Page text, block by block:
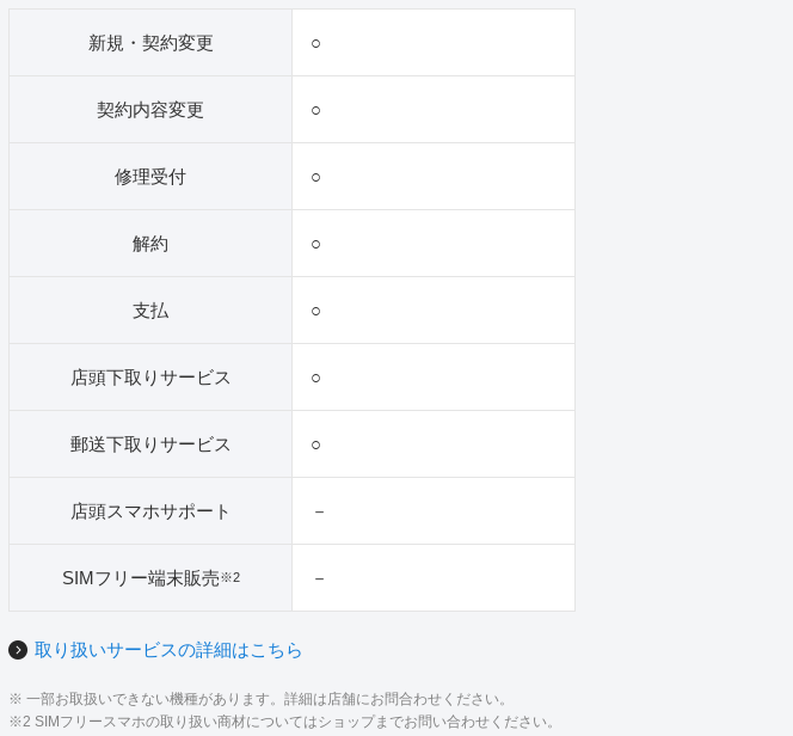
新規・契約変更 ○
契約内容変更 ○
修理受付 ○
解約 ○
支払 ○
店頭下取りサービス ○
郵送下取りサービス ○
店頭スマホサポート －
SIMフリー端末販売※2 －
取り扱いサービスの詳細はこちら
※ 一部お取扱いできない機種があります。詳細は店舗にお問合わせください。
※2 SIMフリースマホの取り扱い商材についてはショップまでお問い合わせください。